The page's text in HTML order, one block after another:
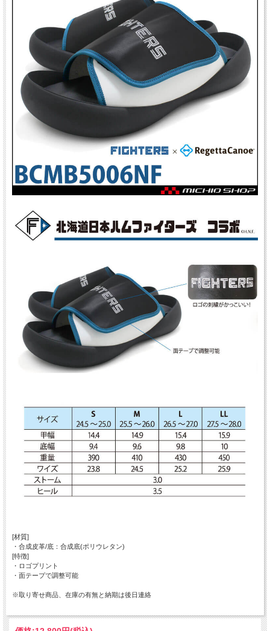
[材質]
・合成皮革/底：合成底(ポリウレタン)
[特徴]
・ロゴプリント
・面テープで調整可能
※取り寄せ商品、在庫の有無と納期は後日連絡